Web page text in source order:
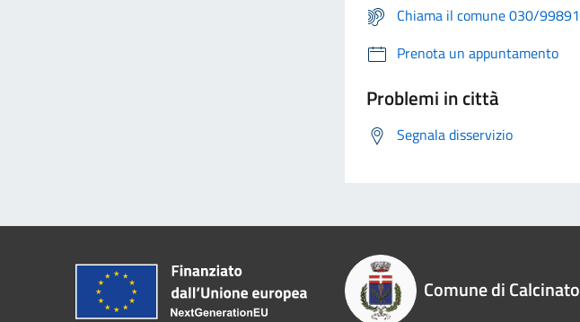
Chiama il comune 030/99891
Prenota un appuntamento
Problemi in città
Segnala disservizio
Comune di Calcinato